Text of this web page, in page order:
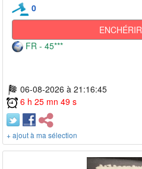
0
ENCHÉRIR
FR - 45***
06-08-2026 à 21:16:45
6 h 25 mn 49 s
+ ajout à ma sélection